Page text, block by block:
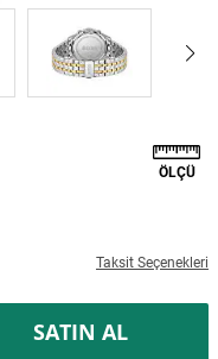
ÖLÇÜ
Taksit Seçenekleri
SATIN AL